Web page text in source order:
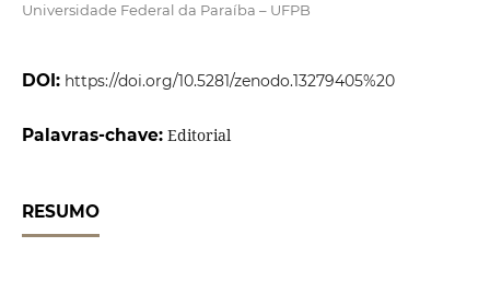
Universidade Federal da Paraíba – UFPB
DOI: https://doi.org/10.5281/zenodo.13279405%20
Palavras-chave: Editorial
RESUMO